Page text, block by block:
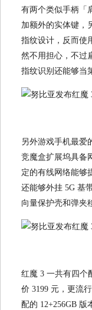
有两个类似手柄「
加额外的实体键，
指纹设计，反而使
然不用担心，不过
指纹识别还能够当
另外游戏手机最爱
竞魔盒扩展坞具备
定的有线网络能够
还能够外挂 5G 基
向量保护壳和弹夹
红魔 3 一共有四个
价 3199 元，更流
配的 12+256GB